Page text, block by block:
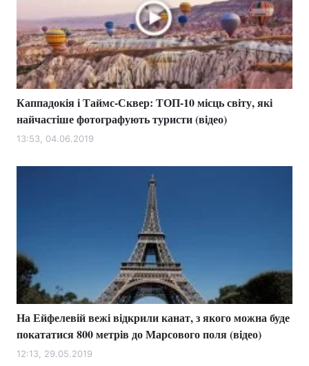
Каппадокія і Таймс-Сквер: ТОП-10 місць світу, які
найчастіше фотографують туристи (відео)
13:53, 04.06.2019
На Ейфелевій вежі відкрили канат, з якого можна буде
покататися 800 метрів до Марсового поля (відео)
12:13, 29.05.2019